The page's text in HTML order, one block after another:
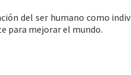
del ser humano como
para mejorar el mundo.